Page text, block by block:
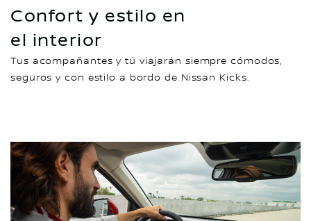
Confort y estilo en
el interior
Tus acompañantes y tú viajarán siempre cómodos,
seguros y con estilo a bordo de Nissan Kicks.